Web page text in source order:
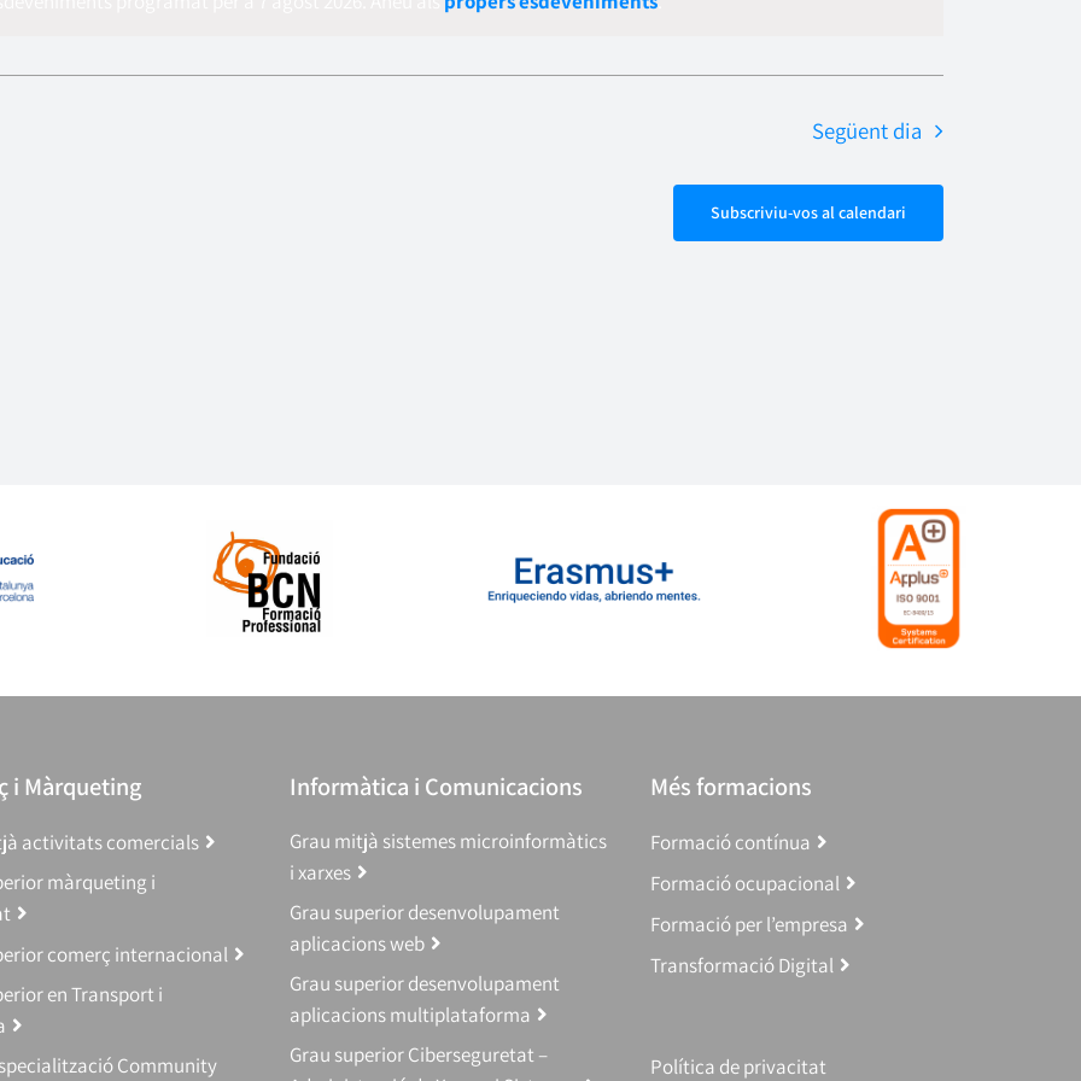
Següent dia
Subscriviu-vos al calendari
i Màrqueting
activitats comercials
màrqueting i
comerç internacional
en Transport i
Community
Informàtica i Comunicacions
Grau mitjà sistemes microinformàtics
i xarxes
Grau superior desenvolupament
aplicacions web
Grau superior desenvolupament
aplicacions multiplataforma
Grau superior Ciberseguretat –
Més formacions
Formació contínua
Formació ocupacional
Formació per l’empresa
Transformació Digital
Política de privacitat